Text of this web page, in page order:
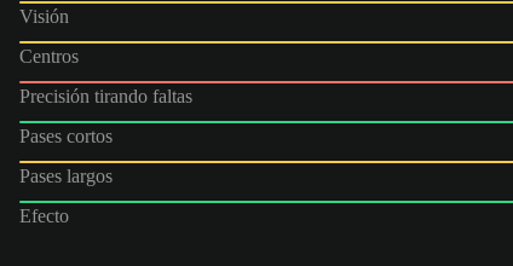
Visión
Centros
Precisión tirando faltas
Pases cortos
Pases largos
Efecto